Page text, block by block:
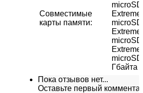
Совместимые
карты памяти:
Гбайта
Пока отзывов нет...
Оставьте первый